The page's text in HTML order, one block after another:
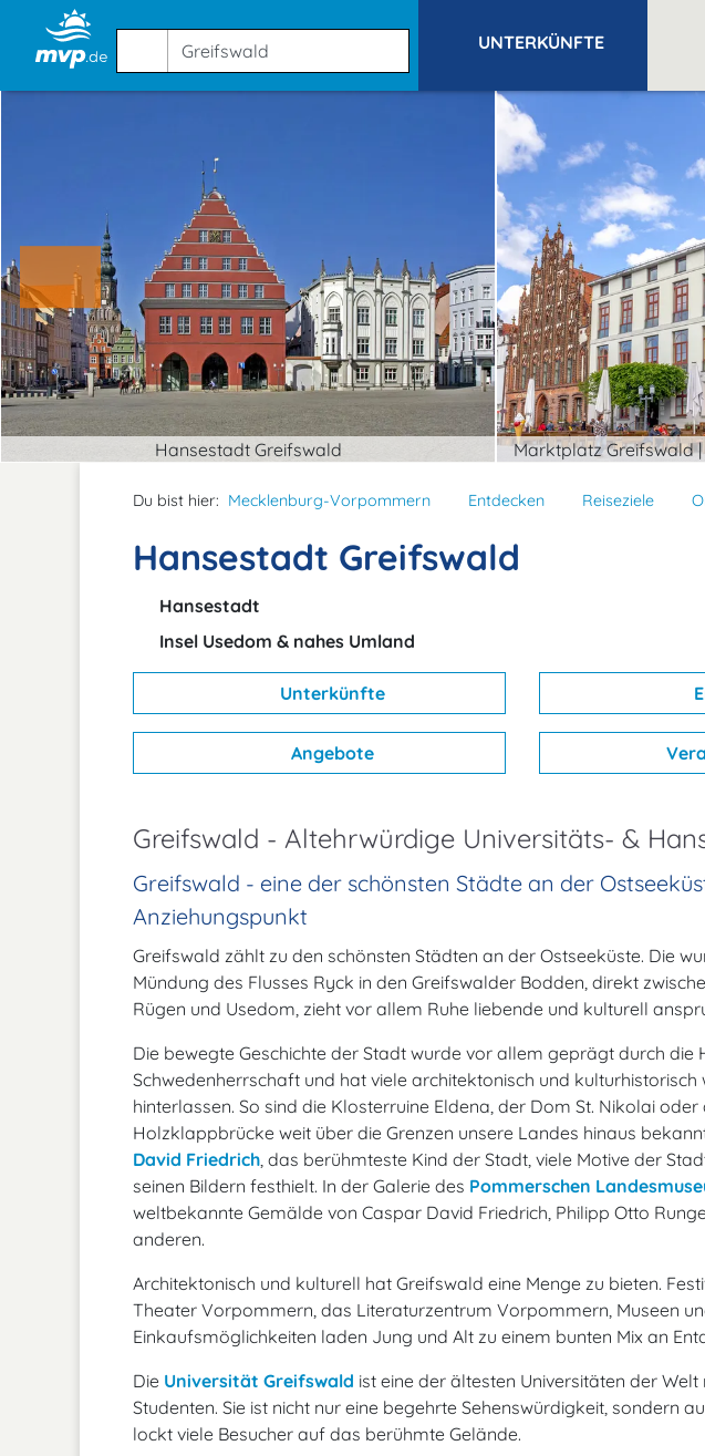
UNTERKÜNFTE
Hansestadt Greifswald Marktplatz Greifswald
Du bist hier: Mecklenburg-Vorpommern Entdecken Reiseziele
Hansestadt Greifswald
Hansestadt
Insel Usedom & nahes Umland
Unterkünfte
Angebote
Greifswald - Altehrwürdige Universitäts- &
Greifswald - eine der schönsten Städte an der
Anziehungspunkt
Greifswald zählt zu den schönsten Städten an der Ostseeküste. Die
Mündung des Flusses Ryck in den Greifswalder Bodden, direkt
Rügen und Usedom, zieht vor allem Ruhe liebende und kulturell
Die bewegte Geschichte der Stadt wurde vor allem geprägt durch die
Schwedenherrschaft und hat viele architektonisch und kulturhistorisch
hinterlassen. So sind die Klosterruine Eldena, der Dom St. Nikolai oder
Holzklappbrücke weit über die Grenzen unsere Landes hinaus
David Friedrich, das berühmteste Kind der Stadt, viele Motive der
seinen Bildern festhielt. In der Galerie des Pommerschen
weltbekannte Gemälde von Caspar David Friedrich, Philipp Otto
anderen.
Architektonisch und kulturell hat Greifswald eine Menge zu bieten.
Theater Vorpommern, das Literaturzentrum Vorpommern, Museen
Einkaufsmöglichkeiten laden Jung und Alt zu einem bunten Mix an
Die Universität Greifswald ist eine der ältesten Universitäten der Welt
Studenten. Sie ist nicht nur eine begehrte Sehenswürdigkeit, sondern
lockt viele Besucher auf das berühmte Gelände.